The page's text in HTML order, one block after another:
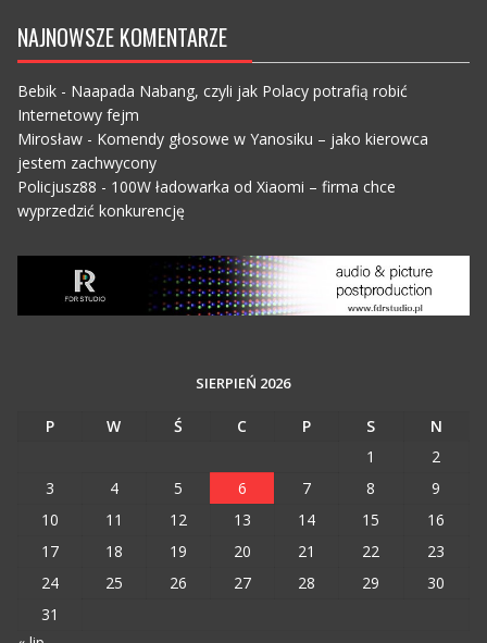
NAJNOWSZE KOMENTARZE
Bebik- Naapada Nabang, czyli jak Polacy potrafią robić
Internetowy fejm
Mirosław- Komendy głosowe w Yanosiku – jako kierowca
jestem zachwycony
Policjusz88 - 100W ładowarka od Xiaomi – firma chce
wyprzedzić konkurencję
SIERPIEŃ 2026
P W Ś C P S
N
1
2
3
4 5 6 7 8
9
10
11 12 13 14 15
16
17
18 19 20 21 22
23
24
25 26 27 28 29
30
31